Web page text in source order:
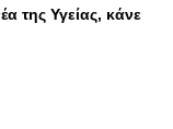
της Υγείας, κάνε